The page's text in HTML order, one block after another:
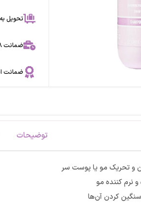
تحویل
ضمانت 8-10 ساعت ماندگاری عطر ها
ضمانت
توضیحات
تحریک مو یا پوست سر
نرم کننده مو
کردن آن‌ها